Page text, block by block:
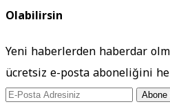
Olabilirsin
Yeni haberlerden haberdar
ücretsiz e-posta aboneliğini
Abone